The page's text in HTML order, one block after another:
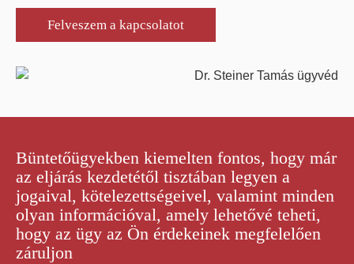
Felveszem a kapcsolatot
Büntetőügyekben kiemelten fontos, hogy már
az eljárás kezdetétől tisztában legyen a
jogaival, kötelezettségeivel, valamint minden
olyan információval, amely lehetővé teheti,
hogy az ügy az Ön érdekeinek megfelelően
záruljon